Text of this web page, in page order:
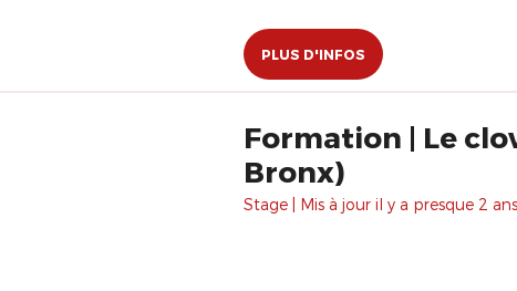
PLUS D'INFOS
Formation | Le
Bronx)
Stage | Mis à jour il y a presque 2 ans.